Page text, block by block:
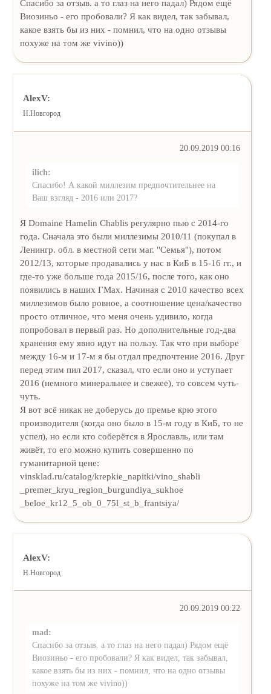
Спасибо за отзыв. а то глаз на него падал) Рядом ещё
Виозиньо - его пробовали? Я как видел, так забывал,
какое взять бы из них - помнил, что на одно отзывы
похуже на том же vivino))
AlexV:
Н.Новгород
20.09.2019 00:16
ilich:
Спасибо! А какой миллезим предпочтительнее на
Ваш взгляд - 2016 или 2017?
Я Domaine Hamelin Chablis регулярно пью с 2014-го
года. Сначала это были миллезимы 2010/11 (покупал в
Ленингр. обл. в местной сети маг. "Семья"), потом
2012/13, которые продавались у нас в КиБ в 15-16 гг., и
где-то уже больше года 2015/16, после того, как оно
появились в наших ГМах. Начиная с 2010 качество всех
миллезимов было ровное, а соотношение цена/качество
просто отличное, что меня очень удивило, когда
попробовал в первый раз. Но дополнительные год-два
хранения ему явно идут на пользу. Так что при выборе
между 16-м и 17-м я бы отдал предпочтение 2016. Друг
перед этим пил 2017, сказал, что если оно и уступает
2016 (немного минеральнее и свежее), то совсем чуть-
чуть.
Я вот всё никак не доберусь до премье крю этого
производителя (когда оно было в 15-м году в КиБ, то не
успел), но если кто соберётся в Ярославль, или там
живёт, то его можно купить совершенно по
гуманитарной цене:
vinsklad.ru/catalog/krepkie_napitki/vino_shabli
_premer_kryu_region_burgundiya_sukhoe
_beloe_kr12_5_ob_0_75l_st_b_frantsiya/
AlexV:
Н.Новгород
20.09.2019 00:22
mad:
Спасибо за отзыв. а то глаз на него падал) Рядом ещё
Виозиньо - его пробовали? Я как видел, так забывал,
какое взять бы из них - помнил, что на одно отзывы
похуже на том же vivino))